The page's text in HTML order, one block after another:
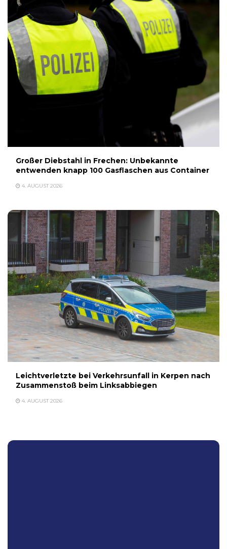
Großer Diebstahl in Frechen: Unbekannte
entwenden knapp 100 Gasflaschen aus Container
4. AUGUST 2026
Leichtverletzte bei Verkehrsunfall in Kerpen nach
Zusammenstoß beim Linksabbiegen
4. AUGUST 2026